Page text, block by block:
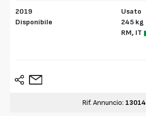
2019
Disponibile
Usato
245 kg
RM, IT
Rif. Annuncio: 13014